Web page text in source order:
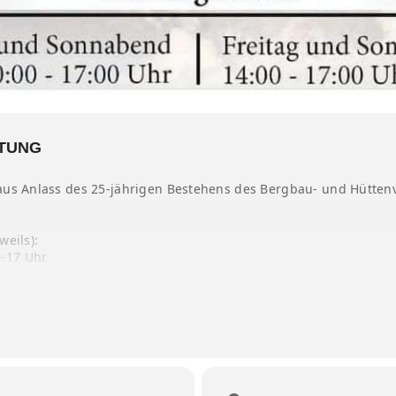
Anlass des 25-jährigen Bestehens des Bergbau- und
17 Uhr
verlängert. In der Advents- un Weihnachtszeit ist an